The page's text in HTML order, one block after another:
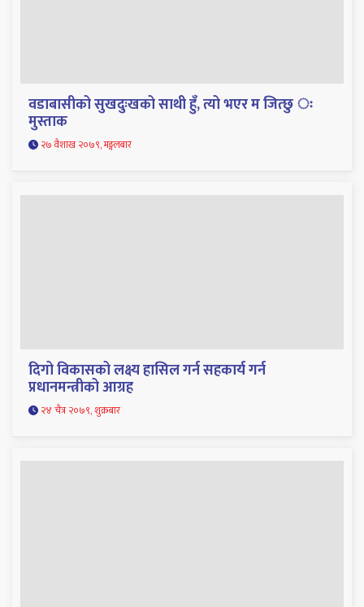
वडाबासीको सुखदुःखको साथी हुँ, त्यो भएर म जित्छु ः
मुस्ताक
२७ वैशाख २०७९, मङ्गलबार
दिगो विकासको लक्ष्य हासिल गर्न सहकार्य गर्न
प्रधानमन्त्रीको आग्रह
२४ चैत्र २०७९, शुक्रबार